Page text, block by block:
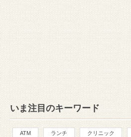
いま注目のキーワード
ATM ランチ クリニック